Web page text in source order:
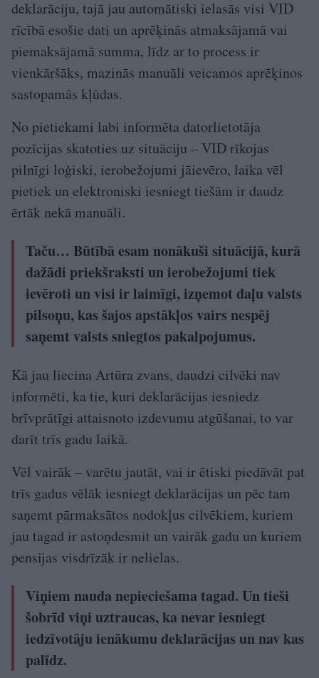
deklarāciju, tajā jau automātiski ielasās visi VID
rīcībā esošie dati un aprēķinās atmaksājamā vai
piemaksājamā summa, līdz ar to process ir
vienkāršāks, mazinās manuāli veicamos aprēķinos
sastopamās kļūdas.
No pietiekami labi informēta datorlietotāja
pozīcijas skatoties uz situāciju – VID rīkojas
pilnīgi loģiski, ierobežojumi jāievēro, laika vēl
pietiek un elektroniski iesniegt tiešām ir daudz
ērtāk nekā manuāli.
Taču… Būtībā esam nonākuši situācijā, kurā
dažādi priekšraksti un ierobežojumi tiek
ievēroti un visi ir laimīgi, izņemot daļu valsts
pilsoņu, kas šajos apstākļos vairs nespēj
saņemt valsts sniegtos pakalpojumus.
Kā jau liecina Artūra zvans, daudzi cilvēki nav
informēti, ka tie, kuri deklarācijas iesniedz
brīvprātīgi attaisnoto izdevumu atgūšanai, to var
darīt trīs gadu laikā.
Vēl vairāk – varētu jautāt, vai ir ētiski piedāvāt pat
trīs gadus vēlāk iesniegt deklarācijas un pēc tam
saņemt pārmaksātos nodokļus cilvēkiem, kuriem
jau tagad ir astoņdesmit un vairāk gadu un kuriem
pensijas visdrīzāk ir nelielas.
Viņiem nauda nepieciešama tagad. Un tieši
šobrīd viņi uztraucas, ka nevar iesniegt
iedzīvotāju ienākumu deklarācijas un nav kas
palīdz.